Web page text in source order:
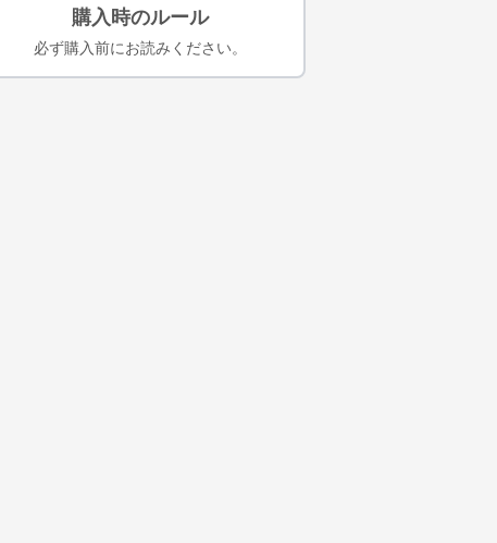
購入時のルール
必ず購入前にお読みください。